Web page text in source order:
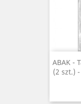
ABAK -
(2 szt.)